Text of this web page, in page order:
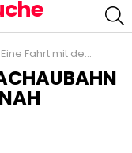
Eine Fahrt mit der Wachaubahn und dem Schiff hautnah erleben